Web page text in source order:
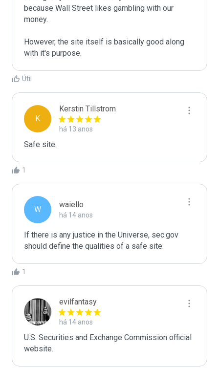
because Wall Street likes gambling with our
money.
However, the site itself is basically good along
with it's purpose.
Útil
K
Kerstin Tillstrom
há 13 anos
Safe site.
1
W
waiello
há 14 anos
If there is any justice in the Universe, sec.gov
should define the qualities of a safe site.
1
evilfantasy
há 14 anos
U.S. Securities and Exchange Commission official
website.